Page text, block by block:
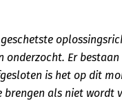
Er
is het op dit
als niet wordt